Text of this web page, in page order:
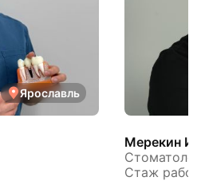
Ярославль
Мерекин
Стаж